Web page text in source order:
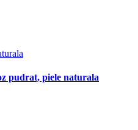
pudrat, piele naturala